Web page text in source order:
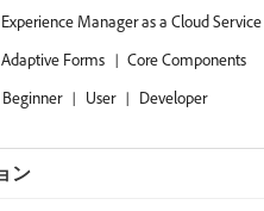
Experience Manager as a Cloud Service
Adaptive Forms Core Components
Beginner User Developer